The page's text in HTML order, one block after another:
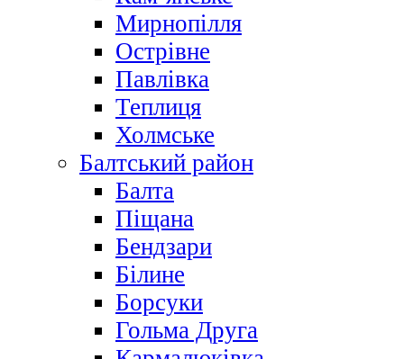
Мирнопілля
Острівне
Павлівка
Теплиця
Холмське
Балтський район
Балта
Піщана
Бендзари
Білине
Борсуки
Гольма Друга